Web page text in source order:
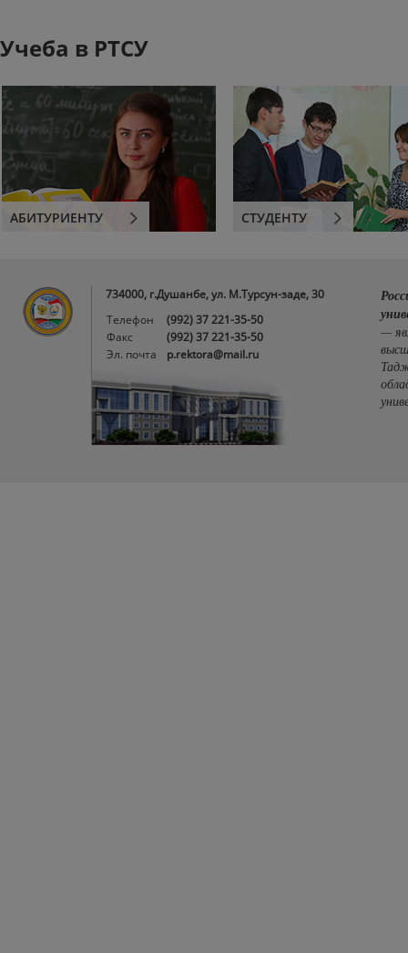
Учеба в РТСУ
АБИТУРИЕНТУ СТУДЕНТУ
734000, г.Душанбе, ул. М.Турсун-заде, 30
Телефон
(992) 37 221-35-50
Факс
(992) 37 221-35-50
Эл. почта
p.rektora@mail.ru
—